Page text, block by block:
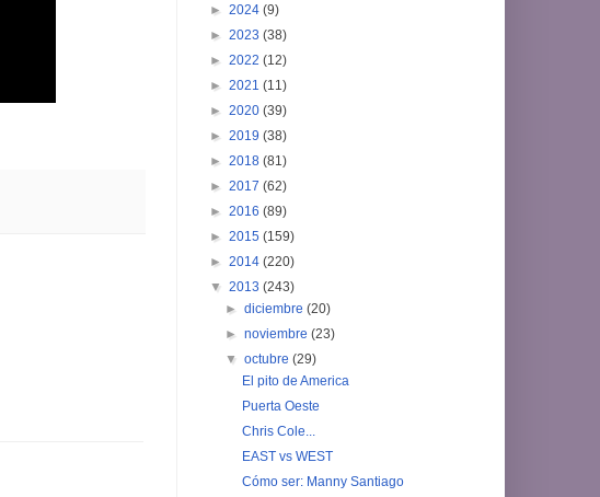
► 2024 (9)
► 2023 (38)
► 2022 (12)
► 2021 (11)
► 2020 (39)
► 2019 (38)
► 2018 (81)
► 2017 (62)
► 2016 (89)
► 2015 (159)
► 2014 (220)
▼ 2013 (243)
►diciembre(20)
►noviembre(23)
▼octubre(29)
El pito de America
Puerta Oeste
Chris Cole...
EAST vs WEST
Cómo ser: Manny Santiago